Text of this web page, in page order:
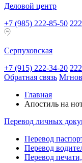
Деловой центр
+7 (985) 222-85-50
Серпуховская
+7 (915) 222-34-20
Обратная связь
Главная
Апостиль на
Перевод личных
Перевод
Перевод
Перевод